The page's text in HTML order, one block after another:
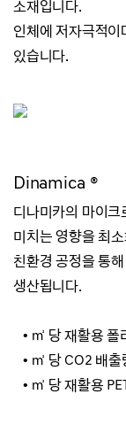
소재입니다.
인체에 저자극적
있습니다.
Dinamica ®
디나미카의 마이
미치는 영향을 최
친환경 공정을 통
생산됩니다.
• ㎡ 당 재활용 폴
• ㎡ 당 CO2 배출
• ㎡ 당 재활용